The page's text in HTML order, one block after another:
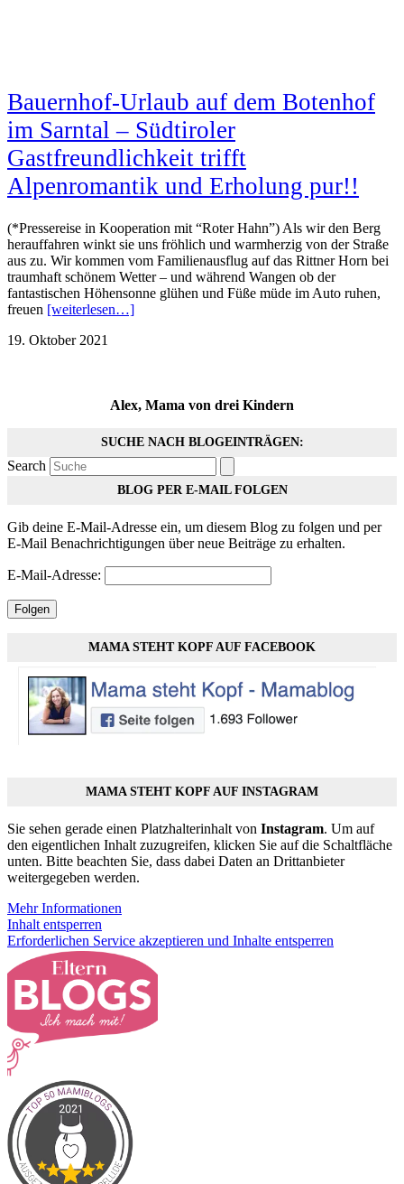
Bauernhof-Urlaub auf dem Botenhof
im Sarntal – Südtiroler
Gastfreundlichkeit trifft
Alpenromantik und Erholung pur!!
(*Pressereise in Kooperation mit “Roter Hahn”) Als wir den Berg
herauffahren winkt sie uns fröhlich und warmherzig von der Straße
aus zu. Wir kommen vom Familienausflug auf das Rittner Horn bei
traumhaft schönem Wetter – und während Wangen ob der
fantastischen Höhensonne glühen und Füße müde im Auto ruhen,
freuen [weiterlesen…]
19. Oktober 2021
Alex, Mama von drei Kindern
SUCHE NACH BLOGEINTRÄGEN:
Search
BLOG PER E-MAIL FOLGEN
Gib deine E-Mail-Adresse ein, um diesem Blog zu folgen und per
E-Mail Benachrichtigungen über neue Beiträge zu erhalten.
E-Mail-Adresse:
Folgen
MAMA STEHT KOPF AUF FACEBOOK
MAMA STEHT KOPF AUF INSTAGRAM
Sie sehen gerade einen Platzhalterinhalt von Instagram. Um auf
den eigentlichen Inhalt zuzugreifen, klicken Sie auf die Schaltfläche
unten. Bitte beachten Sie, dass dabei Daten an Drittanbieter
weitergegeben werden.
Mehr Informationen
Inhalt entsperren
Erforderlichen Service akzeptieren und Inhalte entsperren